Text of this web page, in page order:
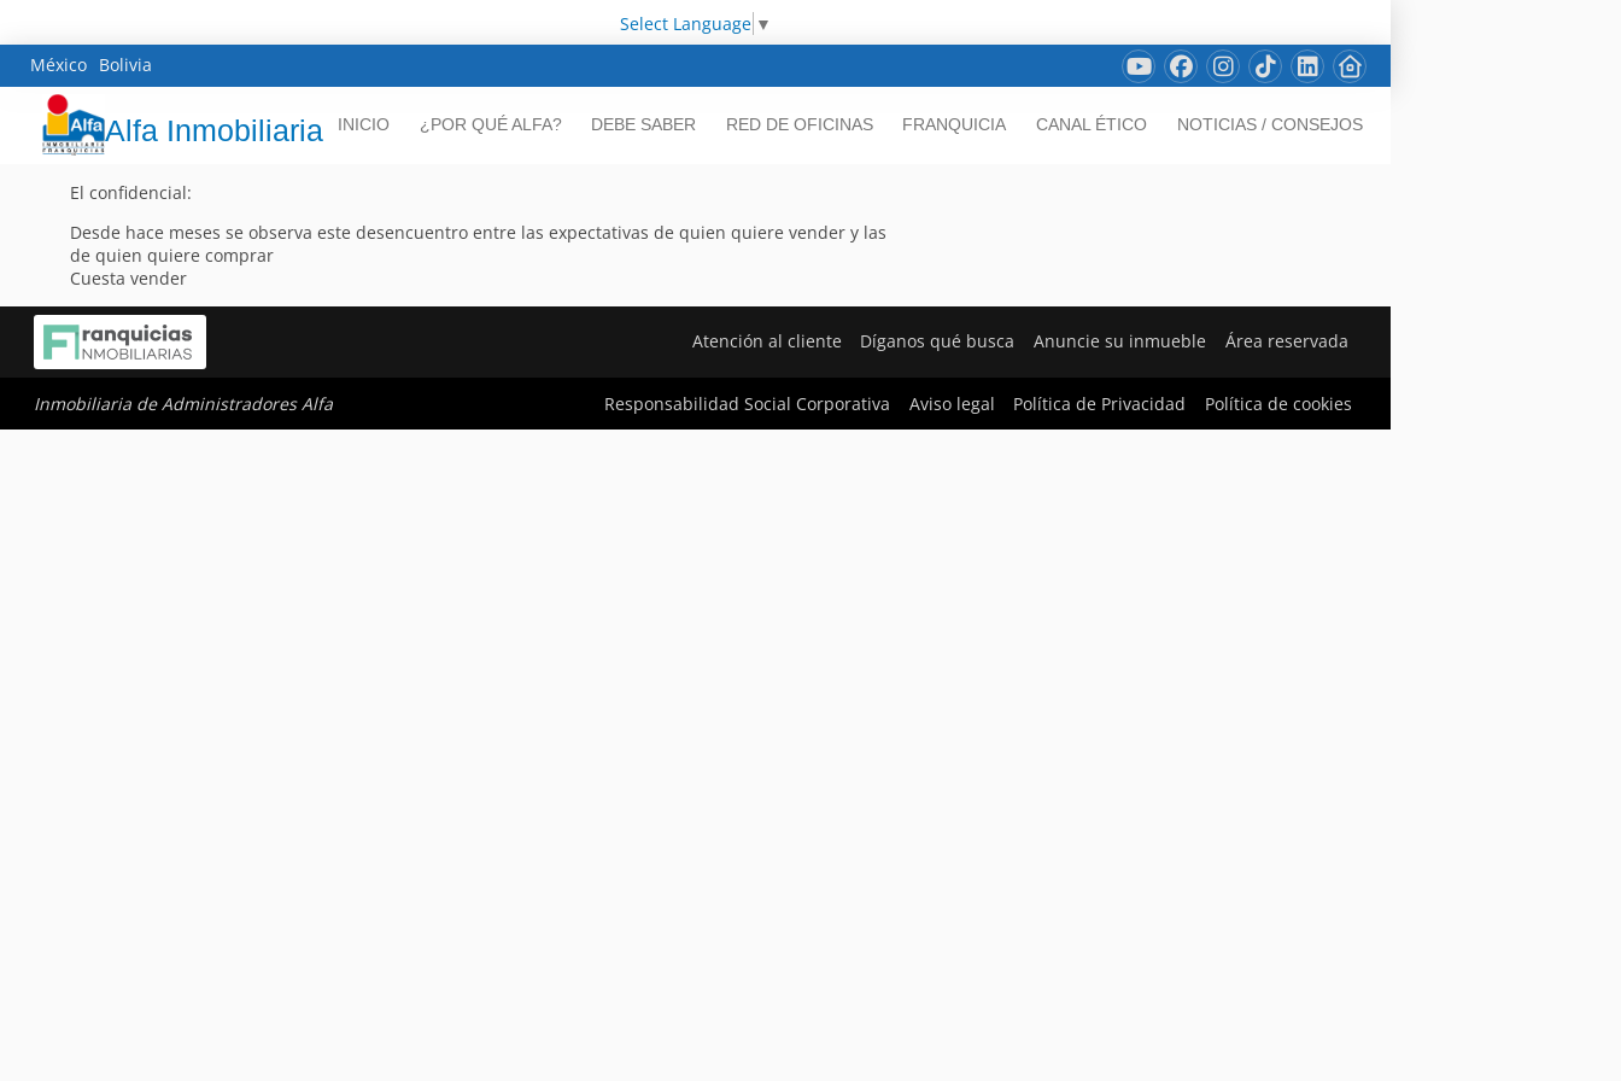
Select Language ▼
México Bolivia
Alfa Inmobiliaria INICIO ¿POR QUÉ ALFA? DEBE SABER RED DE OFICINAS FRANQUICIA CANAL ÉTICO NOTICIAS / CONSEJOS
El confidencial:
Desde hace meses se observa este desencuentro entre las expectativas de quien quiere vender y las
de quien quiere comprar
Cuesta vender
Atención al cliente Díganos qué busca Anuncie su inmueble Área reservada
Inmobiliaria de Administradores Alfa Responsabilidad Social Corporativa Aviso legal Política de Privacidad Política de cookies